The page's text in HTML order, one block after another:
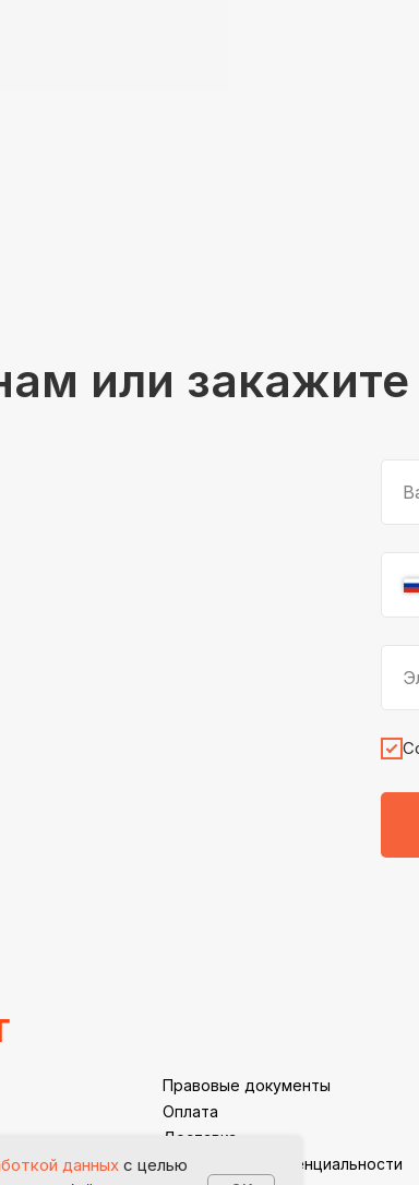
или
Оплата
Политика конфиденциальности
Правовые документы
Доставка
данных с целью